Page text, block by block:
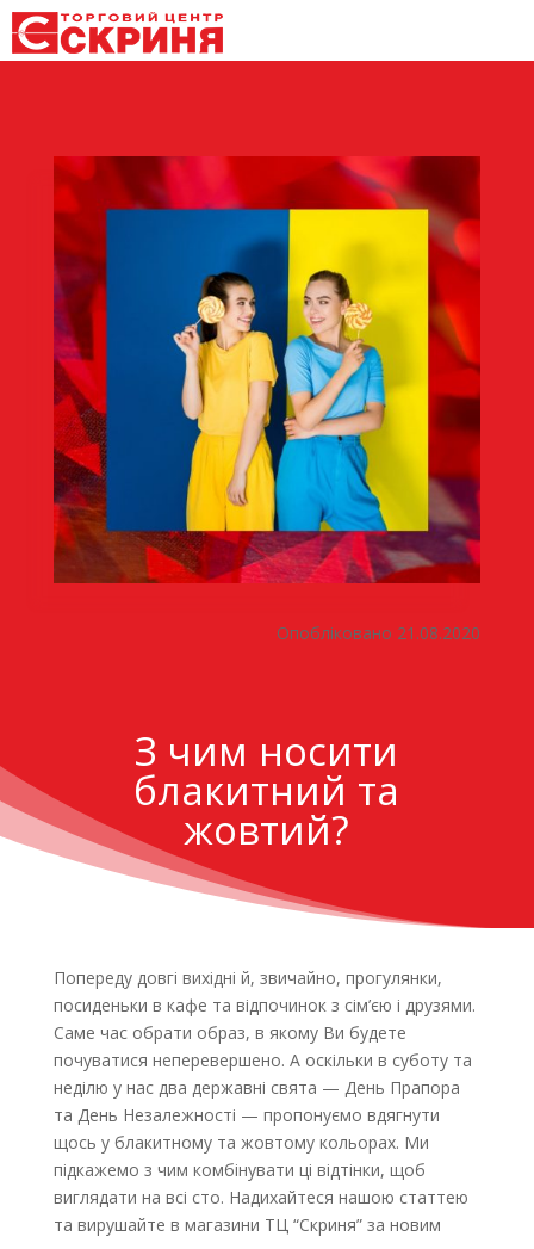
Опобліковано 21.08.2020
З чим носити
блакитний та
жовтий?
Попереду довгі вихідні й, звичайно, прогулянки,
посиденьки в кафе та відпочинок з сім’єю і друзями.
Саме час обрати образ, в якому Ви будете
почуватися неперевершено. А оскільки в суботу та
неділю у нас два державні свята — День Прапора
та День Незалежності — пропонуємо вдягнути
щось у блакитному та жовтому кольорах. Ми
підкажемо з чим комбінувати ці відтінки, щоб
виглядати на всі сто. Надихайтеся нашою статтею
та вирушайте в магазини ТЦ “Скриня” за новим